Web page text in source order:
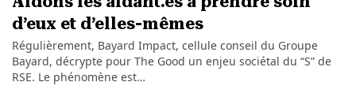
d’eux et d’elles-mêmes
Régulièrement, Bayard Impact, cellule conseil du Groupe
Bayard, décrypte pour The Good un enjeu sociétal du “S” de
RSE. Le phénomène est…